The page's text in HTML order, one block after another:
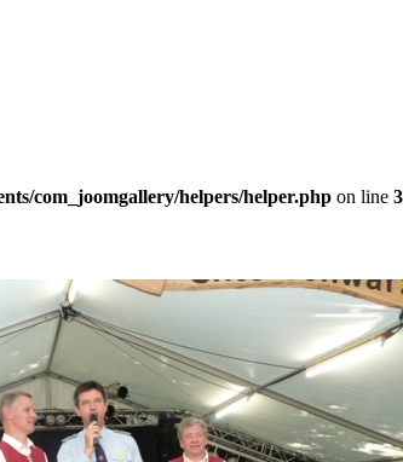
com_joomgallery/helpers/helper.php on line